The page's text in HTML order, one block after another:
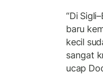
“Di
baru
kecil
sangat
ucap